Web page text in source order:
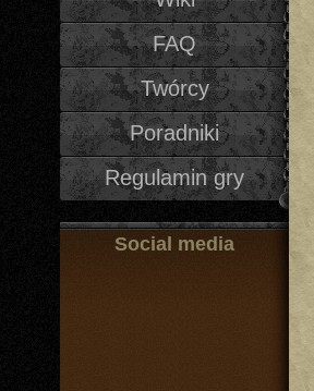
FAQ
Twórcy
Poradniki
Regulamin gry
Social media